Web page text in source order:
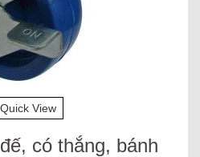
Quick View
có thắng, bánh